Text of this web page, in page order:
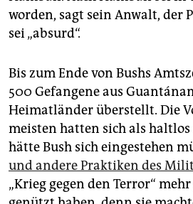
worden, sagt sein Anwalt, der
sei „absurd“.
Bis zum Ende von Bushs
500 Gefangene aus
Heimatländer überstellt. Die
meisten hatten sich als
hätte Bush sich eingestehen
und andere Praktiken des
„Krieg gegen den Terror“